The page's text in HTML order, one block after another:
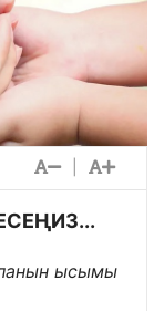
ысымы